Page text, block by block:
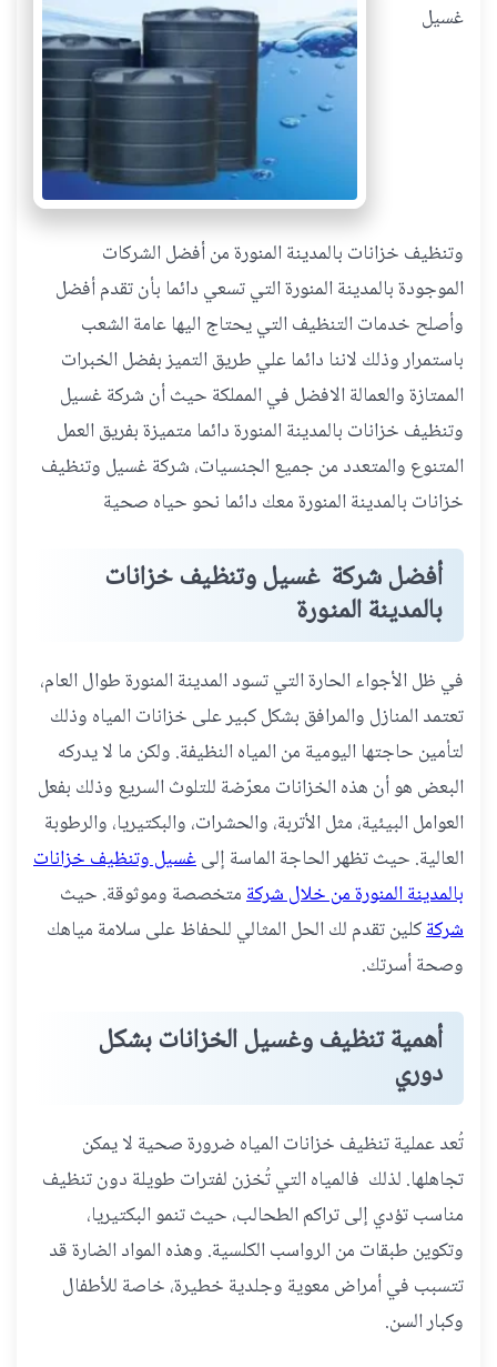
غسيل
وتنظيف خزانات بالمدينة المنورة من أفضل الشركات
الموجودة بالمدينة المنورة التي تسعي دائما بأن تقدم أفضل
وأصلح خدمات التنظيف التي يحتاج اليها عامة الشعب
باستمرار وذلك لاننا دائما علي طريق التميز بفضل الخبرات
الممتازة والعمالة الافضل في المملكة حيث أن شركة غسيل
وتنظيف خزانات بالمدينة المنورة دائما متميزة بفريق العمل
المتنوع والمتعدد من جميع الجنسيات، شركة غسيل وتنظيف
خزانات بالمدينة المنورة معك دائما نحو حياه صحية
أفضل شركة غسيل وتنظيف خزانات
بالمدينة المنورة
في ظل الأجواء الحارة التي تسود المدينة المنورة طوال العام،
تعتمد المنازل والمرافق بشكل كبير على خزانات المياه وذلك
لتأمين حاجتها اليومية من المياه النظيفة. ولكن ما لا يدركه
البعض هو أن هذه الخزانات معرّضة للتلوث السريع وذلك بفعل
العوامل البيئية، مثل الأتربة، والحشرات، والبكتيريا، والرطوبة
العالية. حيث تظهر الحاجة الماسة إلىغسيل وتنظيف خزانات
بالمدينة المنورة من خلال شركةمتخصصة وموثوقة. حيث
شركةكلين تقدم لك الحل المثالي للحفاظ على سلامة مياهك
وصحة أسرتك.
أهمية تنظيف وغسيل الخزانات بشكل
دوري
تُعد عملية تنظيف خزانات المياه ضرورة صحية لا يمكن
تجاهلها. لذلك فالمياه التي تُخزن لفترات طويلة دون تنظيف
مناسب تؤدي إلى تراكم الطحالب، حيث تنمو البكتيريا،
وتكوين طبقات من الرواسب الكلسية. وهذه المواد الضارة قد
تتسبب في أمراض معوية وجلدية خطيرة، خاصة للأطفال
وكبار السن.